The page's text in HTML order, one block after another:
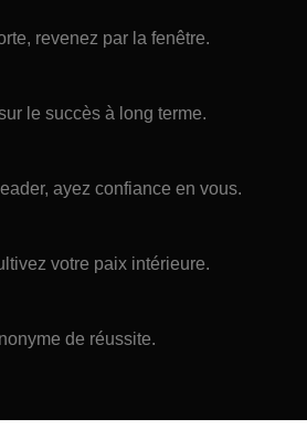
revenez par la fenêtre.
le succès à long terme.
ayez confiance en vous.
votre paix intérieure.
de réussite.